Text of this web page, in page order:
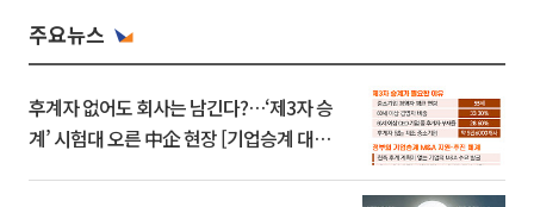
주요뉴스
후계자 없어도 회사는 남긴다?…‘제3자 승
계’ 시험대 오른 中企 현장 [기업승계 대전